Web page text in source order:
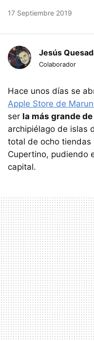
17 Septiembre 2019
Jesús
Colaborador
Hace unos días se
Apple Store de
ser la más grande
archipiélago de islas
total de ocho tiendas
Cupertino, pudiendo
capital.